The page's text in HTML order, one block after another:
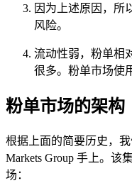
因为上述原因，所
风险。
流动性弱，粉单相
很多。粉单市场使
粉单市场的架构
根据上面的简要历史，
Markets Group 手上。该
场：